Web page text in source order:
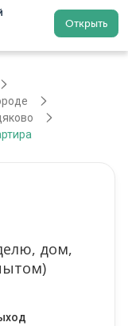
Открыть
Регистрация
дом,